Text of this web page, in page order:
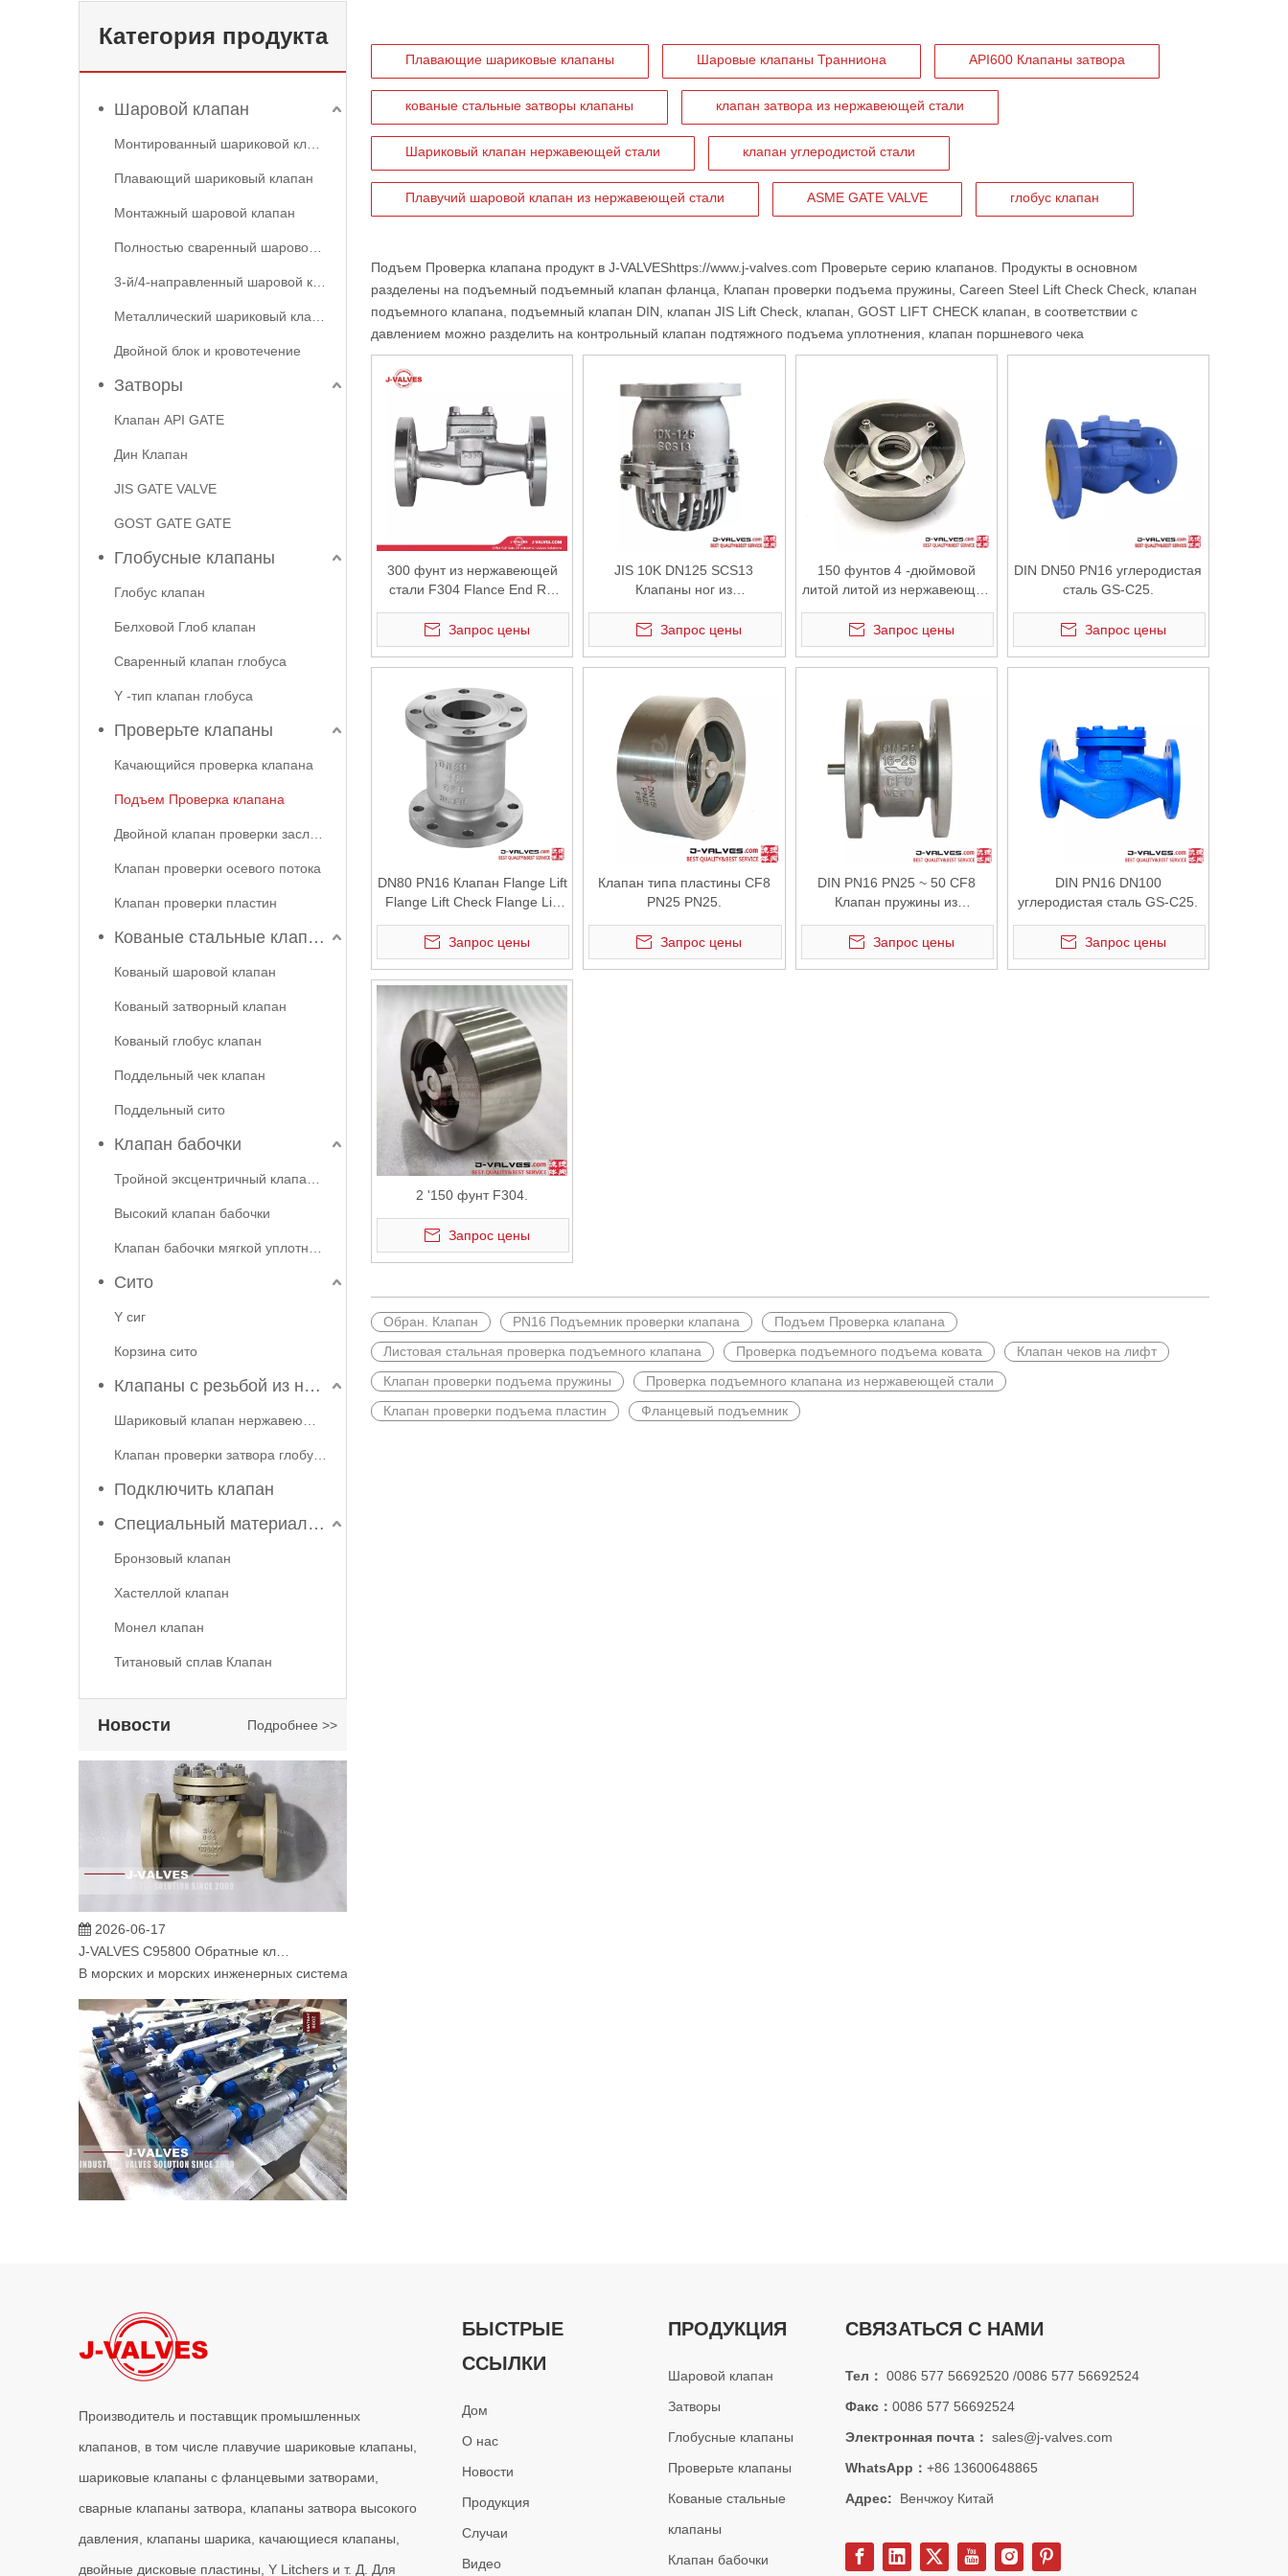
Категория продукта
Шаровой клапан
Плавающий шариковый клапан
Монтажный шаровой клапан
Двойной блок и кровотечение
Затворы
Клапан API GATE
Дин Клапан
JIS GATE VALVE
GOST GATE GATE
Глобусные клапаны
Глобус клапан
Белховой Глоб клапан
Сваренный клапан глобуса
Y -тип клапан глобуса
Проверьте клапаны
Качающийся проверка клапана
Подъем Проверка клапана
Клапан проверки осевого потока
Клапан проверки пластин
Кованые стальные клапаны
Кованый шаровой клапан
Кованый затворный клапан
Кованый глобус клапан
Поддельный чек клапан
Поддельный сито
Клапан бабочки
Высокий клапан бабочки
Сито
Y сиг
Корзина сито
Клапаны с резьбой из нержавеющей стали
Подключить клапан
Специальный материальный клапан
Бронзовый клапан
Хастеллой клапан
Монел клапан
Титановый сплав Клапан
Новости Подробнее >>
2026-06-08
Почему дисковые затворы с тройным эксцентриком становятся основным средством управления промышленными жидкостями? J-VALVES обеспечивает нулевую утечку, длительный
2026-06-17
В морских и морских инженерных системах надежное управление потоком и предотвращение обратного потока необходимы для поддержания эксплуатационной безопасности и защиты
2026-06-17
Как фильтры типа J-VALVES Y повышают долгосрочную надежность трубопровода
В промышленных трубопроводных системах долгосрочная надежность во многом зависит от эффективной защиты от твердых частиц, мусора и загрязнений. Фильтры типа Y играют
Плавающие шариковые клапаны Шаровые клапаны Транниона API600 Клапаны затвора
кованые стальные затворы клапаны клапан затвора из нержавеющей стали
Шариковый клапан нержавеющей стали клапан углеродистой стали
Плавучий шаровой клапан из нержавеющей стали ASME GATE VALVE глобус клапан
Подъем Проверка клапана продукт в J-VALVEShttps://www.j-valves.com Проверьте серию клапанов. Продукты в основном
разделены на подъемный подъемный клапан фланца, Клапан проверки подъема пружины , Careen Steel Lift Check Check, клапан
подъемного клапана, подъемный клапан DIN, клапан JIS Lift Check, клапан, GOST LIFT CHECK клапан , в соответствии с
давлением можно разделить на контрольный клапан подтяжного подъема уплотнения, клапан поршневого чека
300 фунт из нержавеющей
стали F304 Flance End RF
Запрос цены
JIS 10K DN125 SCS13
Клапаны ног из
нержавеющей стали
Запрос цены
150 фунтов 4 -дюймовой
литой литой из нержавеющей
Запрос цены
DIN DN50 PN16 углеродистая
сталь GS-C25.
Запрос цены
DN80 PN16 Клапан Flange Lift
Flange Lift Check Flange Lift
Запрос цены
Клапан типа пластины CF8
PN25 PN25.
Запрос цены
DIN PN16 PN25 ~ 50 CF8
Клапан пружины из
Запрос цены
DIN PN16 DN100
углеродистая сталь GS-C25.
Запрос цены
2 '150 фунт F304.
Запрос цены
Обран. Клапан PN16 Подъемник проверки клапана
Подъем Проверка клапана
Листовая стальная проверка подъемного клапана
Проверка подъемного подъема ковата
Клапан чеков на лифт
Клапан проверки подъема пружины
Проверка подъемного клапана из нержавеющей стали
Клапан проверки подъема пластин
Фланцевый подъемник
Производитель и поставщик промышленных
клапанов, в том числе плавучие шариковые клапаны,
шариковые клапаны с фланцевыми затворами,
сварные клапаны затвора, клапаны затвора высокого
давления, клапаны шарика, качающиеся клапаны,
двойные дисковые пластины, Y Litchers и т. Д. Для
БЫСТРЫЕ
ССЫЛКИ
Дом
О нас
Новости
Продукция
Случаи
Видео
ПРОДУКЦИЯ
Шаровой клапан
Затворы
Глобусные клапаны
Проверьте клапаны
Кованые стальные
клапаны
Клапан бабочки
СВЯЗАТЬСЯ С НАМИ
Тел： 0086 577 56692520 /0086 577 56692524
Факс： 0086 577 56692524
Электронная почта： sales@j-valves.com
WhatsApp： +86 13600648865
Адрес: Венчжоу Китай